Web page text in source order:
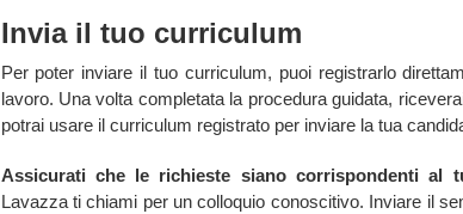
Invia il tuo curriculum
Per poter inviare il tuo curriculum, puoi registrarlo
lavoro. Una volta completata la procedura guidata,
potrai usare il curriculum registrato per inviare la tua
Assicurati che le richieste siano corrispondenti al
Lavazza ti chiami per un colloquio conoscitivo. Inviare il